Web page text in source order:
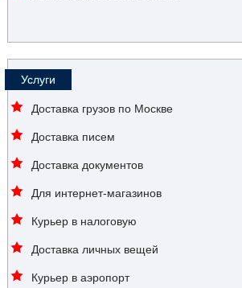
Услуги
Доставка грузов по Москве
Доставка писем
Доставка документов
Для интернет-магазинов
Курьер в налоговую
Доставка личных вещей
Курьер в аэропорт